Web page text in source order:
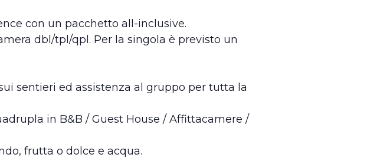
con un pacchetto all-inclusive.
dbl/tpl/qpl. Per la singola è previsto un
sentieri ed assistenza al gruppo per tutta la
in B&B / Guest House / Affittacamere /
frutta o dolce e acqua.